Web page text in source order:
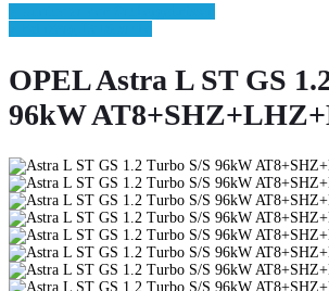
OPEL Astra L ST GS
96kW